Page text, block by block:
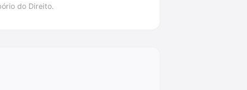
do Direito.